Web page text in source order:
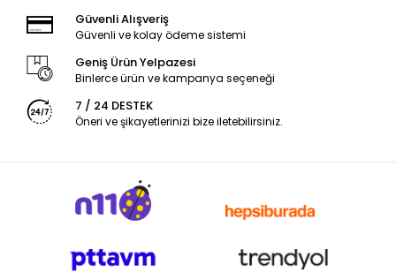
Güvenli Alışveriş
Güvenli ve kolay ödeme sistemi
Geniş Ürün Yelpazesi
Binlerce ürün ve kampanya seçeneği
7 / 24 DESTEK
Öneri ve şikayetlerinizi bize iletebilirsiniz.